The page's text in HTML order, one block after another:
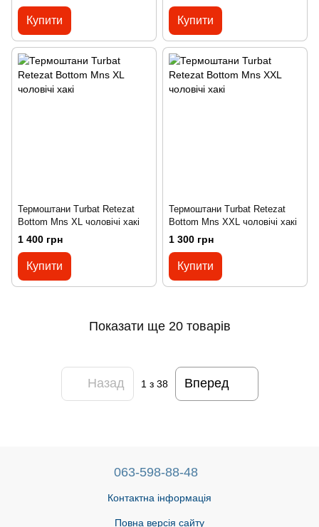
Купити Купити
Термоштани Turbat Retezat
Bottom Mns XL чоловічі хакі
1 400 грн
Купити
Термоштани Turbat Retezat
Bottom Mns XXL чоловічі хакі
1 300 грн
Купити
Показати ще 20 товарів
Назад 1 з 38 Вперед
063-598-88-48
Контактна інформація
Повна версія сайту